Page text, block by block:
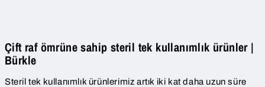
Çift raf ömrüne sahip steril tek kullanımlık ürünler |
Bürkle
Steril tek kullanımlık ürünlerimiz artık iki kat daha uzun süre